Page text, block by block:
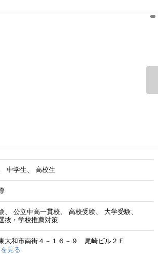
中学生 高校生
公立中高一貫校 高校受験
大学受験
抜・学校推薦対策
大和市南街４－１６－９ 尾崎ビル２Ｆ
見る